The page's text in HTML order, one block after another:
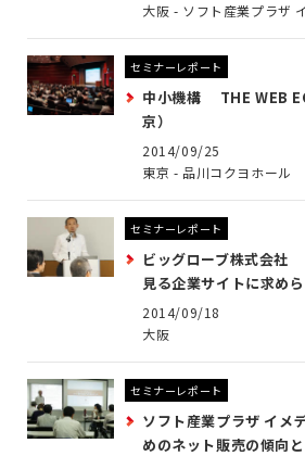
大阪 - ソフト産業プラザ
セミナーレポート
中小機構 THE WEB
京）
2014/09/25
東京 - 品川コクヨホール
セミナーレポート
ビッグローブ株式会社
見る企業サイトに求め
2014/09/18
大阪
セミナーレポート
ソフト産業プラザ イ
めのネット販売の傾向